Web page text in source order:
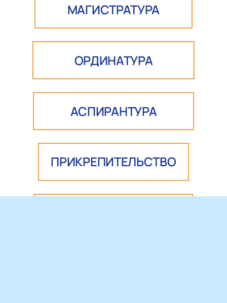
МАГИСТРАТУРА
ОРДИНАТУРА
АСПИРАНТУРА
ПРИКРЕПИТЕЛЬСТВО